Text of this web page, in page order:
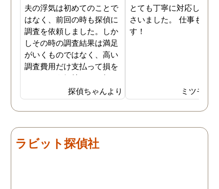
夫の浮気は初めてのことで
はなく、前回の時も探偵に
調査を依頼しました。しか
しその時の調査結果は満足
がいくものではなく、高い
調査費用だけ支払って損を
したという気持ちで一杯で
した。今回また夫の浮気疑
惑が浮上し、今度こそは探
偵選びにも気を遣いまし
せの段階から「ここなら安
心して任せられる」と思え
探偵ちゃんより
とても丁寧に対応してく
さいました。 仕事も満
す！
ミツモア
ラビット探偵社